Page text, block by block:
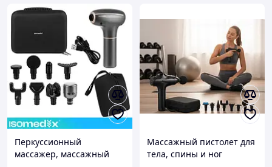
Перкуссионный
массажер, массажный
Массажный пистолет для
тела, спины и ног